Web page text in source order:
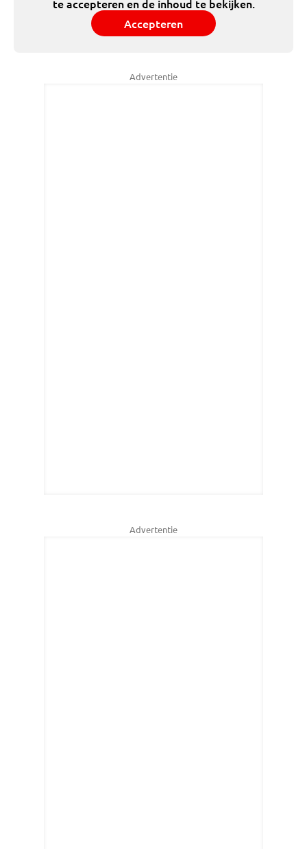
te accepteren en de inhoud te bekijken.
Accepteren
Advertentie
Advertentie